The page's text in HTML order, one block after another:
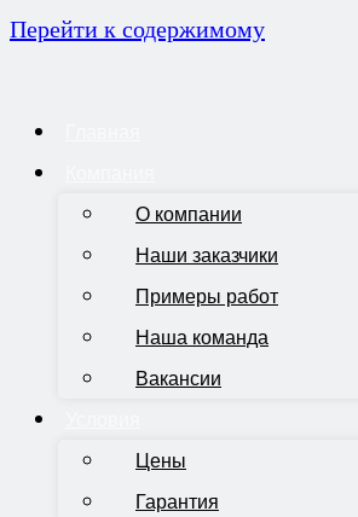
Перейти к содержимому
О компании
Наши заказчики
Примеры работ
Наша команда
Вакансии
Цены
Гарантия